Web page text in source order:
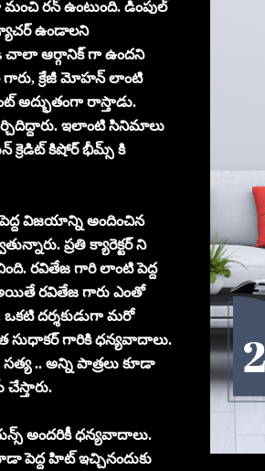
రన్ ఉంటుంది. డింపుల్
ఉండాలని
చాలా ఆర్గానిక్ గా ఉందని
గారు, క్రేజీ మోహన్ లాంటి
అద్భుతంగా రాస్తాడు.
ఇలాంటి సినిమాలు
కిషోర్ భీమ్స్ కి
పెద్ద విజయాన్ని అందించిన
ప్రతి క్యారెక్టర్ ని
రవితేజ గారి లాంటి పెద్ద
అయితే రవితేజ గారు ఎంతో
ఒకటి దర్శకుడుగా మరో
సుధాకర్ గారికి ధన్యవాదాలు.
.. అన్ని పాత్రలు కూడా
అందరికీ ధన్యవాదాలు.
పెద్ద హిట్ ఇచ్చినందుకు